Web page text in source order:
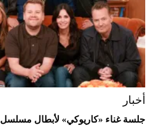
أحذية Mary Jane: ترف وأناقة للرجال
أخبار
جلسة غناء «كاريوكي» لأبطال مسلسل Friends (فيديو)